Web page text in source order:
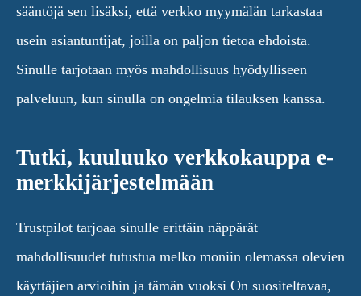
sääntöjä sen lisäksi, että verkko myymälän tarkastaa
usein asiantuntijat, joilla on paljon tietoa ehdoista.
Sinulle tarjotaan myös mahdollisuus hyödylliseen
palveluun, kun sinulla on ongelmia tilauksen kanssa.
Tutki, kuuluuko verkkokauppa e-
merkkijärjestelmään
Trustpilot tarjoaa sinulle erittäin näppärät
mahdollisuudet tutustua melko moniin olemassa olevien
käyttäjien arvioihin ja tämän vuoksi On suositeltavaa,